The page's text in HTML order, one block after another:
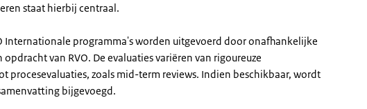
staat hierbij centraal.
Internationale programma's worden uitgevoerd door onafhankelijke
van RVO. De evaluaties variëren van rigoureuze
procesevaluaties, zoals mid-term reviews. Indien beschikbaar, wordt
bijgevoegd.